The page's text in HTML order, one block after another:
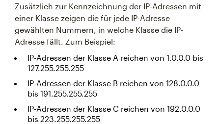
Zusätzlich zur Kennzeichnung der IP-Adressen mit
einer Klasse zeigen die für jede IP-Adresse
gewählten Nummern, in welche Klasse die IP-
Adresse fällt. Zum Beispiel:
IP-Adressen der Klasse A reichen von 1.0.0.0 bis
127.255.255.255
IP-Adressen der Klasse B reichen von 128.0.0.0
bis 191.255.255.255
IP-Adressen der Klasse C reichen von 192.0.0.0
bis 223.255.255.255